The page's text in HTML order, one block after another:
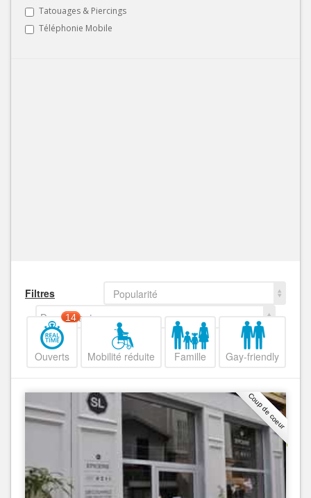
Tatouages & Piercings
Téléphonie Mobile
Filtres
Popularité
Decroissant
Ouverts
14
Mobilité réduite Famille Gay-friendly
Coup de coeur